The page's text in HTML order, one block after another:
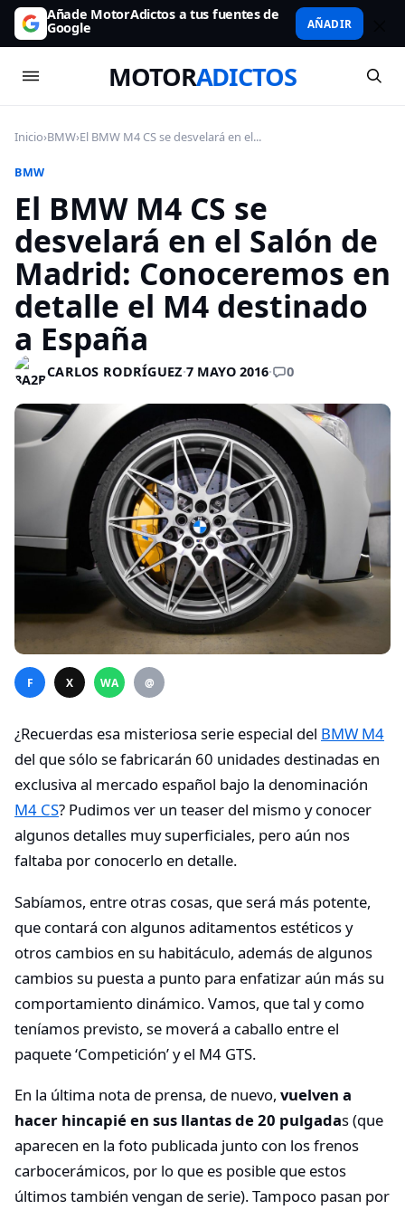
Añade MotorAdictos a tus fuentes de
Google AÑADIR
MOTORADICTOS
Inicio›BMW›El BMW M4 CS se desvelará en el...
BMW
El BMW M4 CS se
desvelará en el Salón de
Madrid: Conoceremos en
detalle el M4 destinado
a España
CARLOS RODRÍGUEZ·7 MAYO 2016· 0
F X WA @
¿Recuerdas esa misteriosa serie especial del BMW M4
del que sólo se fabricarán 60 unidades destinadas en
exclusiva al mercado español bajo la denominación
M4 CS? Pudimos ver un teaser del mismo y conocer
algunos detalles muy superficiales, pero aún nos
faltaba por conocerlo en detalle.
Sabíamos, entre otras cosas, que será más potente,
que contará con algunos aditamentos estéticos y
otros cambios en su habitáculo, además de algunos
cambios su puesta a punto para enfatizar aún más su
comportamiento dinámico. Vamos, que tal y como
teníamos previsto, se moverá a caballo entre el
paquete ‘Competición’ y el M4 GTS.
En la última nota de prensa, de nuevo, vuelven a
hacer hincapié en sus llantas de 20 pulgadas (que
aparecen en la foto publicada junto con los frenos
carbocerámicos, por lo que es posible que estos
últimos también vengan de serie). Tampoco pasan por